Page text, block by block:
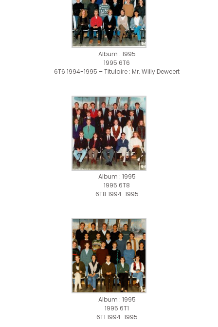
Album : 1995
1995 6T6
6T6 1994-1995 – Titulaire : Mr. Willy Deweert
Album : 1995
1995 6T8
6T8 1994-1995
Album : 1995
1995 6T1
6T1 1994-1995